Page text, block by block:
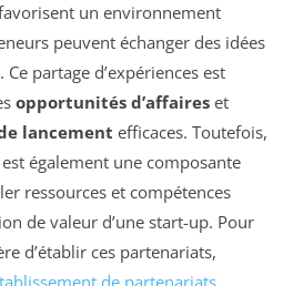
un environnement
peuvent échanger des idées
partage d’expériences est
opportunités d’affaires et
lancement efficaces. Toutefois,
également une composante
ressources et compétences
de valeur d’une start-up. Pour
d’établir ces partenariats,